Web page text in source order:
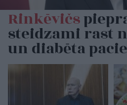
Rinkēvičs
steidzami rast
un diabēta